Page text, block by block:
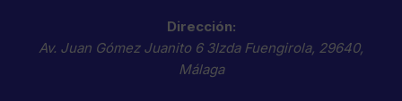
Dirección:
Av. Juan Gómez Juanito 6 3Izda Fuengirola, 29640,
Málaga